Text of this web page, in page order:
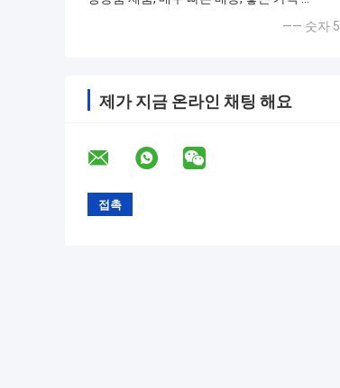
—— 숫자 5
제가 지금 온라인 채팅 해요